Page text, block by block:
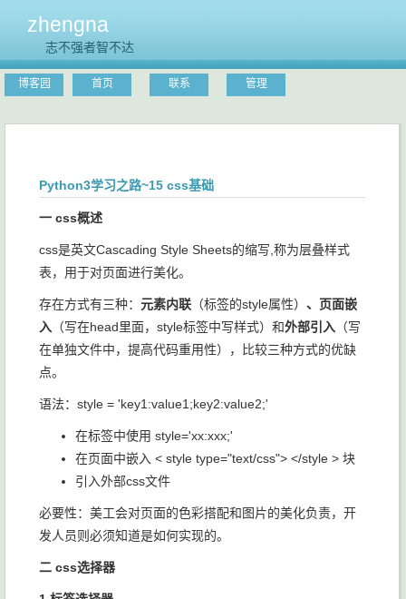
zhengna
志不强者智不达
博客园 首页 联系 管理
Python3学习之路~15 css基础
一 css概述
css是英文Cascading Style Sheets的缩写,称为层叠样式
表，用于对页面进行美化。
存在方式有三种： 元素内联 （标签的style属性） 、页面嵌
入 （写在head里面，style标签中写样式）和外部引入 （写
在单独文件中，提高代码重用性），比较三种方式的优缺
点。
语法：style = 'key1:value1;key2:value2;'
在标签中使用 style='xx:xxx;'
在页面中嵌入 < style type="text/css"> </style > 块
引入外部css文件
必要性：美工会对页面的色彩搭配和图片的美化负责，开
发人员则必须知道是如何实现的。
二 css选择器